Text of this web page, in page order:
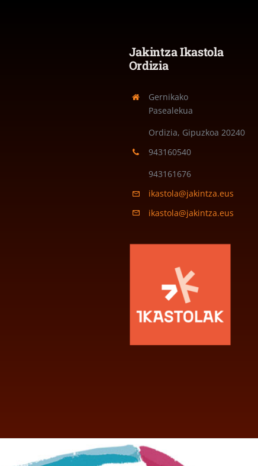
Jakintza Ikastola
Ordizia
Gernikako
Pasealekua
Ordizia, Gipuzkoa20240
943160540
943161676
ikastola@jakintza.eus
ikastola@jakintza.eus